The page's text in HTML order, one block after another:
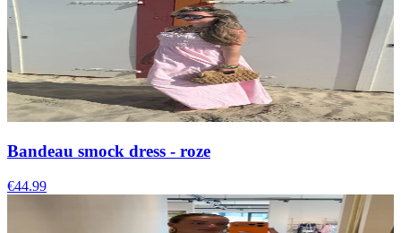
Bandeau smock dress - roze
€44.99